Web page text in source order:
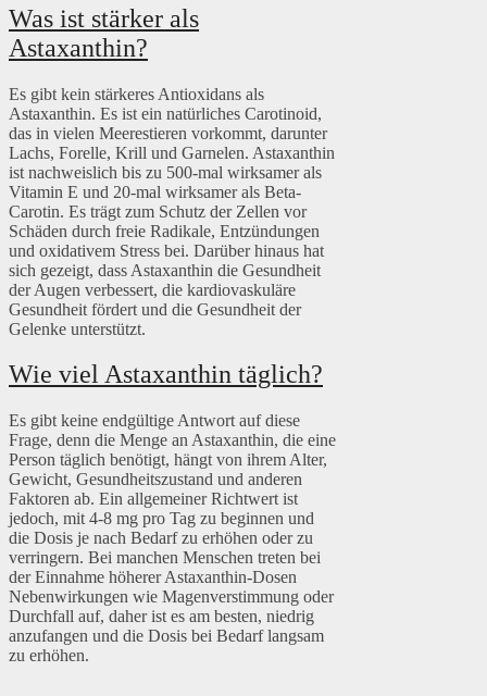
Was ist stärker als
Astaxanthin?
Es gibt kein stärkeres Antioxidans als
Astaxanthin. Es ist ein natürliches Carotinoid,
das in vielen Meerestieren vorkommt, darunter
Lachs, Forelle, Krill und Garnelen. Astaxanthin
ist nachweislich bis zu 500-mal wirksamer als
Vitamin E und 20-mal wirksamer als Beta-
Carotin. Es trägt zum Schutz der Zellen vor
Schäden durch freie Radikale, Entzündungen
und oxidativem Stress bei. Darüber hinaus hat
sich gezeigt, dass Astaxanthin die Gesundheit
der Augen verbessert, die kardiovaskuläre
Gesundheit fördert und die Gesundheit der
Gelenke unterstützt.
Wie viel Astaxanthin täglich?
Es gibt keine endgültige Antwort auf diese
Frage, denn die Menge an Astaxanthin, die eine
Person täglich benötigt, hängt von ihrem Alter,
Gewicht, Gesundheitszustand und anderen
Faktoren ab. Ein allgemeiner Richtwert ist
jedoch, mit 4-8 mg pro Tag zu beginnen und
die Dosis je nach Bedarf zu erhöhen oder zu
verringern. Bei manchen Menschen treten bei
der Einnahme höherer Astaxanthin-Dosen
Nebenwirkungen wie Magenverstimmung oder
Durchfall auf, daher ist es am besten, niedrig
anzufangen und die Dosis bei Bedarf langsam
zu erhöhen.